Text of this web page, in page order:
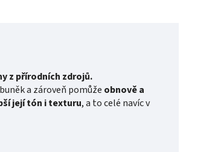
z přírodních zdrojů.
a zároveň pomůže obnově a
její tón i texturu, a to celé navíc v